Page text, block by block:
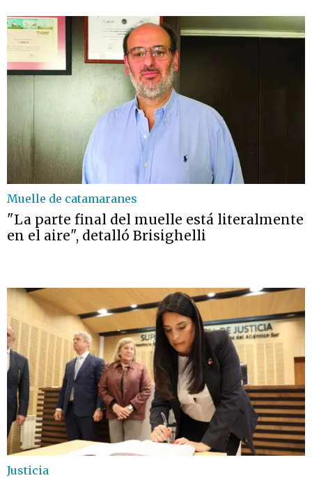
Muelle de catamaranes
"La parte final del muelle está literalmente
en el aire", detalló Brisighelli
Justicia